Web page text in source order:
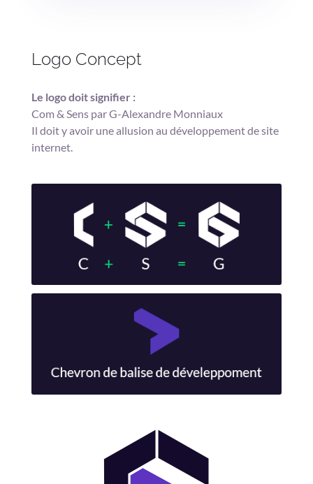
Logo Concept
Le logo doit signifier :
Com & Sens par G-Alexandre Monniaux
Il doit y avoir une allusion au développement de site
internet.